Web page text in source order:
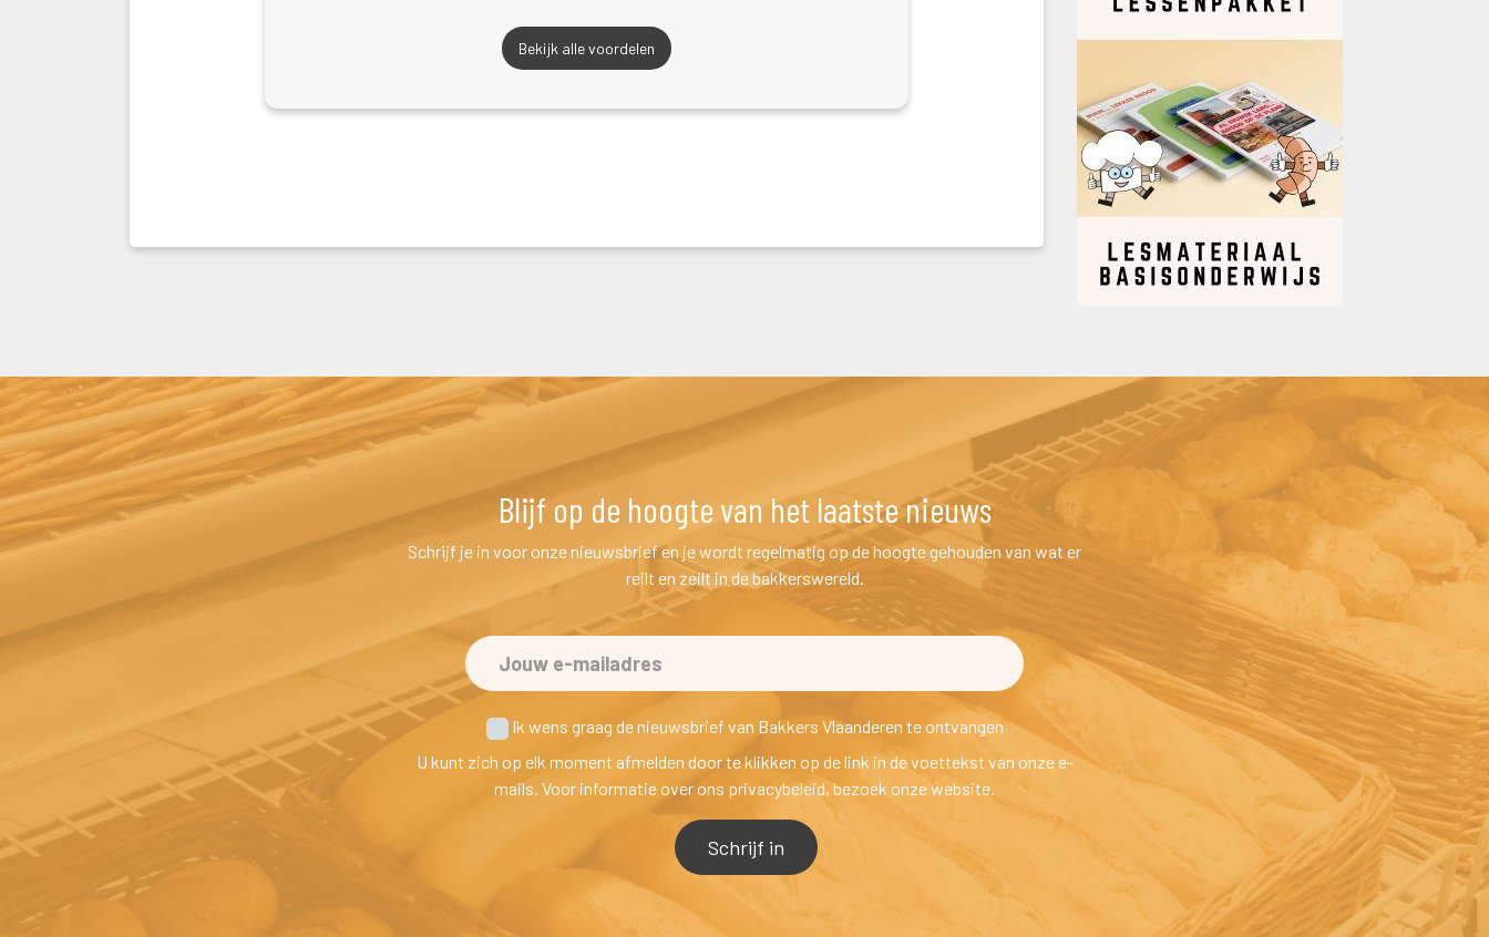
Bekijk alle voordelen
Blijf op de hoogte van het laatste nieuw
Schrijf je in voor onze nieuwsbrief en je wordt regelmatig op de hoogte gehouden van wat er
reilt en zeilt in de bakkerswereld.
Ik wens graag de nieuwsbrief van Bakkers Vlaanderen te ontvangen
U kunt zich op elk moment afmelden door te klikken op de link in de voettekst van onze e-
mails. Voor informatie over ons privacybeleid, bezoek onze website.